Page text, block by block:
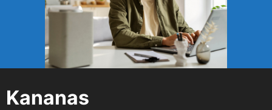
Kananas